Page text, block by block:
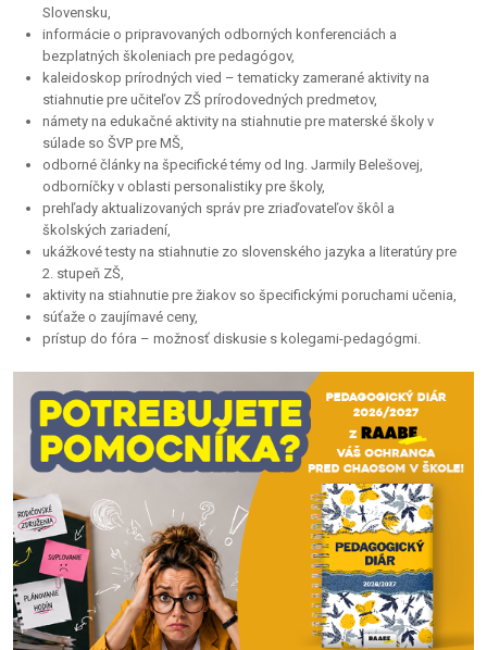
Slovensku,
informácie o pripravovaných odborných konferenciách a
bezplatných školeniach pre pedagógov,
kaleidoskop prírodných vied – tematicky zamerané aktivity na
stiahnutie pre učiteľov ZŠ prírodovedných predmetov,
námety na edukačné aktivity na stiahnutie pre materské školy v
súlade so ŠVP pre MŠ,
odborné články na špecifické témy od Ing. Jarmily Belešovej,
odborníčky v oblasti personalistiky pre školy,
prehľady aktualizovaných správ pre zriaďovateľov škôl a
školských zariadení,
ukážkové testy na stiahnutie zo slovenského jazyka a literatúry pre
2. stupeň ZŠ,
aktivity na stiahnutie pre žiakov so špecifickými poruchami učenia,
súťaže o zaujímavé ceny,
prístup do fóra – možnosť diskusie s kolegami-pedagógmi.